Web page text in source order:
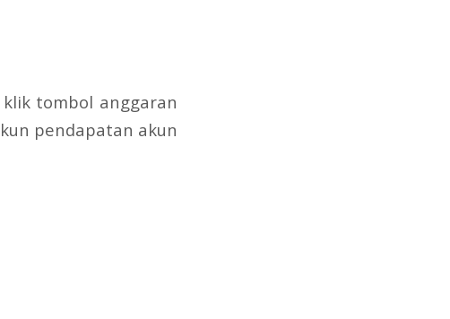
tombol anggaran
pendapatan akun